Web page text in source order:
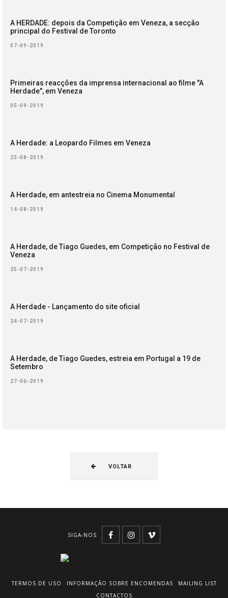
A HERDADE: depois da Competição em Veneza, a secção
principal do Festival de Toronto
07-09-2019
Primeiras reacções da imprensa internacional ao filme "A
Herdade", em Veneza
05-09-2019
A Herdade: a Leopardo Filmes em Veneza
23-08-2019
A Herdade, em antestreia no Cinema Monumental
14-08-2019
A Herdade, de Tiago Guedes, em Competição no Festival de
Veneza
25-07-2019
A Herdade - Lançamento do site oficial
24-07-2019
A Herdade, de Tiago Guedes, estreia em Portugal a 19 de
Setembro
27-06-2019
VOLTAR
SIGA-NOS
TERMOS DE USO INFORMAÇÃO SOBRE ENCOMENDAS
MAILING LIST
CONTACTOS